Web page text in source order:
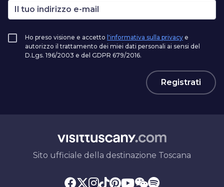
Ho preso visione e accetto l'informativa sulla privacy e
autorizzo il trattamento dei miei dati personali ai sensi del
D.Lgs. 196/2003 e del GDPR 679/2016.
Registrati
Sito ufficiale della destinazione Toscana